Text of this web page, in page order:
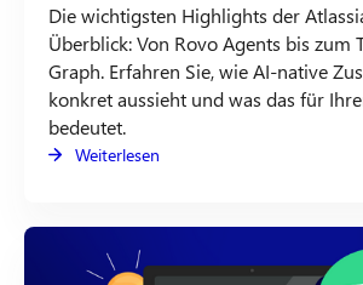
Die wichtigsten Highlights der
Überblick: Von Rovo Agents bis zum
Graph. Erfahren Sie, wie AI-native
konkret aussieht und was das für
bedeutet.
Weiterlesen